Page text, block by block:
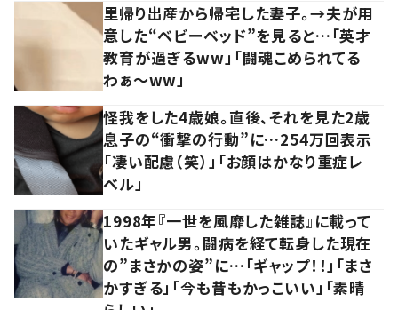
里帰り出産から帰宅した妻子。→夫が用
意した“ベビーベッド”を見ると…「英才
教育が過ぎるww」「闘魂こめられてる
わぁ～ww」
怪我をした4歳娘。直後、それを見た2歳
息子の“衝撃の行動”に…254万回表示
「凄い配慮（笑）」「お顔はかなり重症レ
ベル」
1998年『一世を風靡した雑誌』に載って
いたギャル男。闘病を経て転身した現在
の”まさかの姿”に…「ギャップ！！」「まさ
かすぎる」「今も昔もかっこいい」「素晴